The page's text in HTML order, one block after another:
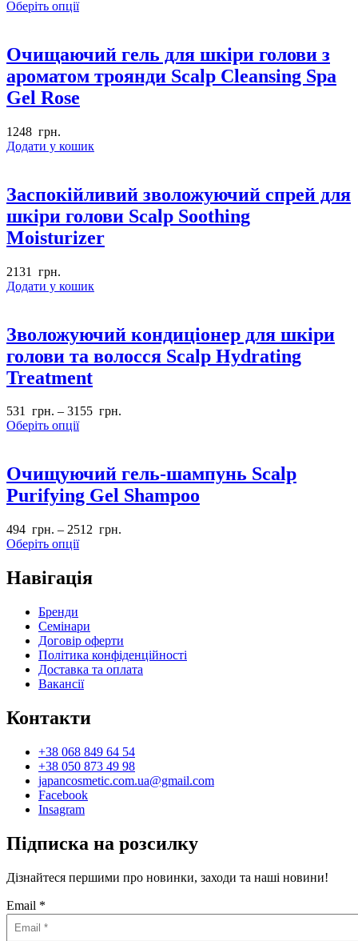
Оберіть опції
Очищаючий гель для шкіри голови з
ароматом троянди Scalp Cleansing Spa
Gel Rose
1248 грн.
Додати у кошик
Заспокійливий зволожуючий спрей для
шкіри голови Scalp Soothing
Moisturizer
2131
грн.
Додати у кошик
Зволожуючий кондиціонер для шкіри
голови та волосся Scalp Hydrating
Treatment
531 грн. – 3155 грн.
Оберіть опції
Очищуючий гель-шампунь Scalp
Purifying Gel Shampoo
494 грн. – 2512 грн.
Оберіть опції
Навігація
Бренди
Семінари
Договір оферти
Політика конфіденційності
Доставка та оплата
Вакансії
Контакти
+38 068 849 64 54
+38 050 873 49 98
japancosmetic.com.ua@gmail.com
Facebook
Insagram
Підписка на розсилку
Дізнайтеся першими про новинки, заходи та наші новини!
Email *